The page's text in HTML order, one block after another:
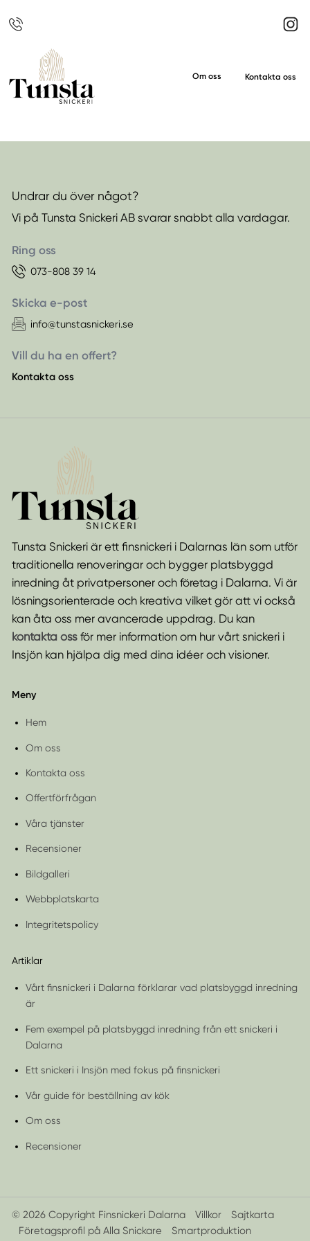
Om oss Kontakta oss
Undrar du över något?
Vi på Tunsta Snickeri AB svarar snabbt alla vardagar.
Ring oss
073-808 39 14
Skicka e-post
info@tunstasnickeri.se
Vill du ha en offert?
Kontakta oss
Tunsta Snickeri är ett finsnickeri i Dalarnas län som utför
traditionella renoveringar och bygger platsbyggd
inredning åt privatpersoner och företag i Dalarna. Vi är
lösningsorienterade och kreativa vilket gör att vi också
kan åta oss mer avancerade uppdrag. Du kan
kontakta ossför mer information om hur vårt snickeri i
Insjön kan hjälpa dig med dina idéer och visioner.
Meny
Hem
Om oss
Kontakta oss
Offertförfrågan
Våra tjänster
Recensioner
Bildgalleri
Webbplatskarta
Integritetspolicy
Artiklar
Vårt finsnickeri i Dalarna förklarar vad platsbyggd inredning
är
Fem exempel på platsbyggd inredning från ett snickeri i
Dalarna
Ett snickeri i Insjön med fokus på finsnickeri
Vår guide för beställning av kök
Om oss
Recensioner
© 2026 Copyright Finsnickeri Dalarna Villkor
Sajtkarta
Företagsprofil på Alla Snickare
Smartproduktion